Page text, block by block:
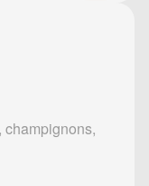
champignons,